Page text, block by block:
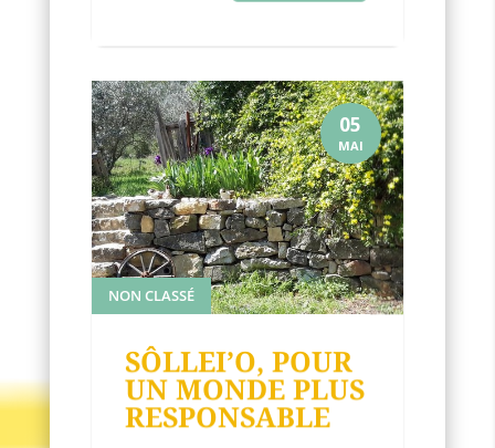
05
MAI
NON CLASSÉ
SÔLLEI’O, POUR
UN MONDE PLUS
RESPONSABLE